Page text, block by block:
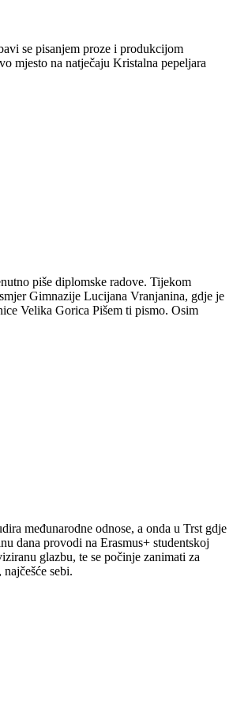
se pisanjem proze i produkcijom
mjesto na natječaju Kristalna pepeljara
piše diplomske radove. Tijekom
Gimnazije Lucijana Vranjanina, gdje je
Velika Gorica Pišem ti pismo. Osim
međunarodne odnose, a onda u Trst gdje
dana provodi na Erasmus+ studentskoj
glazbu, te se počinje zanimati za
sebi.